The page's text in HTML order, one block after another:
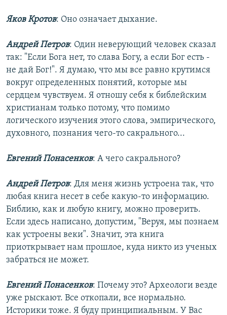
Яков Кротов: Оно означает дыхание.
Андрей Петров: Один неверующий человек сказал
так: "Если Бога нет, то слава Богу, а если Бог есть -
не дай Бог!". Я думаю, что мы все равно крутимся
вокруг определенных понятий, которые мы
сердцем чувствуем. Я отношу себя к библейским
христианам только потому, что помимо
логического изучения этого слова, эмпирического,
духовного, познания чего-то сакрального...
Евгений Понасенков: А чего сакрального?
Андрей Петров: Для меня жизнь устроена так, что
любая книга несет в себе какую-то информацию.
Библию, как и любую книгу, можно проверить.
Если здесь написано, допустим, "Веруя, мы познаем
как устроены веки". Значит, эта книга
приоткрывает нам прошлое, куда никто из ученых
забраться не может.
Евгений Понасенков: Почему это? Археологи везде
уже рыскают. Все откопали, все нормально.
Историки тоже. Я буду принципиальным. У Вас